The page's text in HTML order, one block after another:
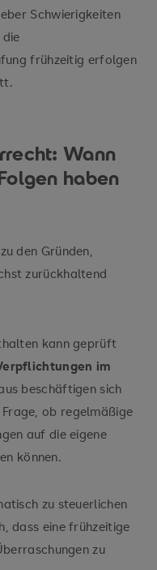
Schwierigkeiten
frühzeitig erfolgen
Wann
haben
den Gründen,
zurückhaltend
kann geprüft
im
beschäftigen sich
ob regelmäßige
auf die eigene
können.
zu steuerlichen
dass eine frühzeitige
zu